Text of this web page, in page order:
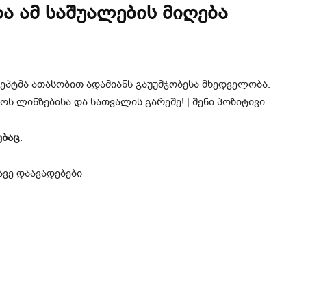
ამ საშუალების მიღება
.
დაავადებები